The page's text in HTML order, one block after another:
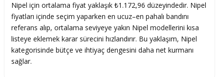
Nipel için ortalama fiyat yaklaşık ₺1.172,96 düzeyindedir. Nipel
fiyatları içinde seçim yaparken en ucuz–en pahalı bandını
referans alıp, ortalama seviyeye yakın Nipel modellerini kısa
listeye eklemek karar sürecini hızlandırır. Bu yaklaşım, Nipel
kategorisinde bütçe ve ihtiyaç dengesini daha net kurmanı
sağlar.